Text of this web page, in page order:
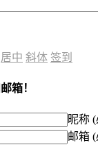
居中 斜体 签到
箱！
昵称
邮箱